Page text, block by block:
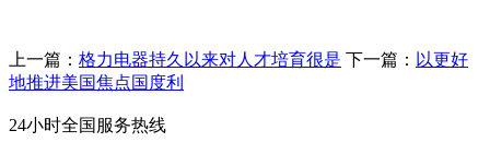
上一篇： 格力电器持久以来对人才培育很是 下一篇： 以更好
地推进美国焦点国度利
24小时全国服务热线